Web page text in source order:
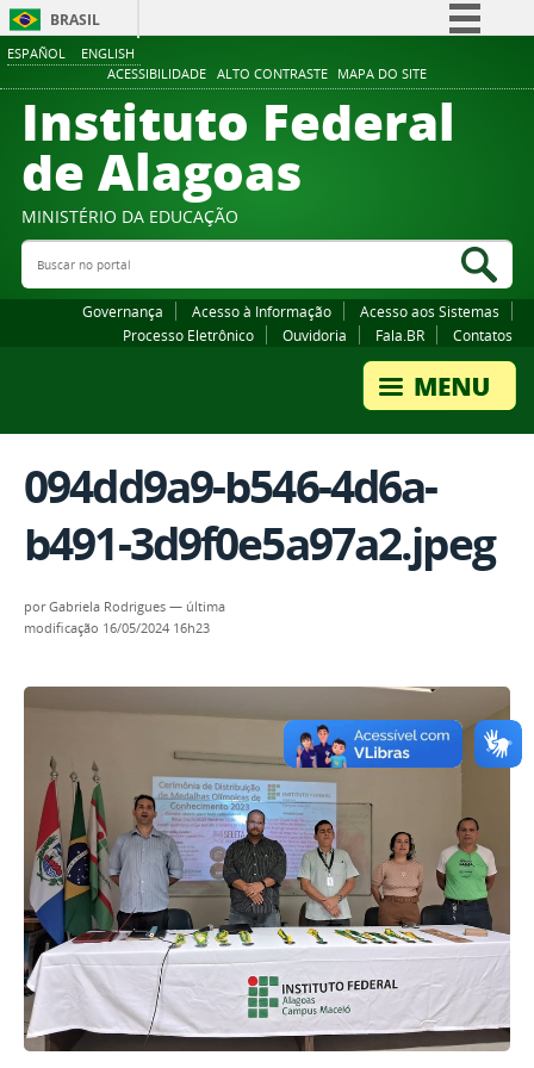
ESPAÑOL ENGLISH
ACESSIBILIDADE ALTO CONTRASTE MAPA DO SITE
BRASIL
Comunica BR
Participe
Canais
Instituto Federal
de Alagoas
MINISTÉRIO DA EDUCAÇÃO
Buscar no portal
Governança Acesso à Informação
Acesso aos Sistemas
Processo Eletrônico
Ouvidoria Fala.BR Contatos
094dd9a9-b546-4d6a-
b491-3d9f0e5a97a2.jpeg
porGabriela Rodrigues — última
modificação 16/05/2024 16h23